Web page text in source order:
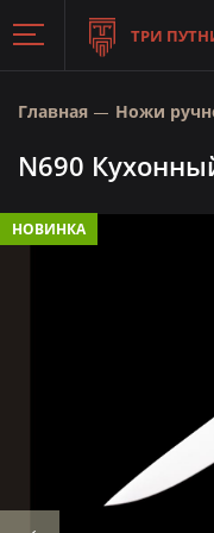
ТРИ
Главная Ножи
N690
НОВИНКА